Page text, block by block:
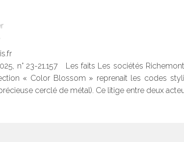
n° 23-21.157 Les faits Les sociétés
« Color Blossom » reprenait les codes
cerclé de métal). Ce litige entre deux